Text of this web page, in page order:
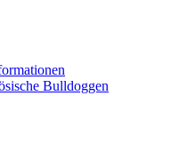
Bulldoggen